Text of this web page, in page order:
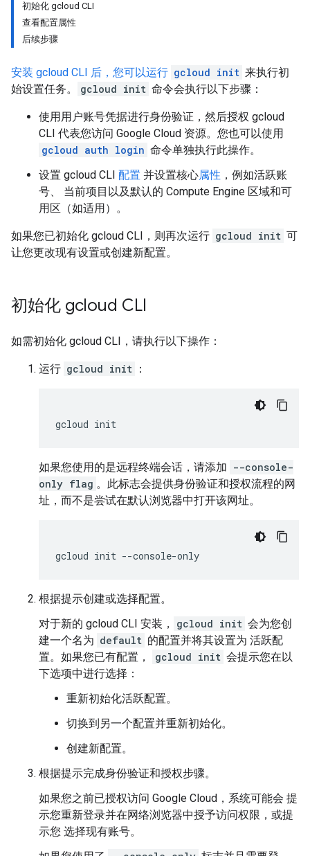
初始化 gcloud CLI
查看配置属性
后续步骤
安装 gcloud CLI 后，您可以运行 gcloud init 来执行初
始设置任务。
gcloud init 命令会执行以下步骤：
使用用户账号凭据进行身份验证，然后授权 gcloud
CLI 代表您访问 Google Cloud 资源。您也可以使用
gcloud auth login 命令单独执行此操作。
设置 gcloud CLI 配置 并设置核心属性 ，例如活跃账
号、 当前项目以及默认的 Compute Engine 区域和可
用区（如适用）。
如果您已初始化 gcloud CLI，则再次运行 gcloud init 可
让您更改现有设置或创建新配置。
初始化 gcloud CLI
如需初始化 gcloud CLI，请执行以下操作：
运行 gcloud init ：
gcloud init
如果您使用的是远程终端会话，请添加 --console-
only flag 。此标志会提供身份验证和授权流程的网
址，而不是尝试在默认浏览器中打开该网址。
gcloud init --console-only
根据提示创建或选择配置。
对于新的 gcloud CLI 安装，
gcloud init 会为您创
建一个名为 default 的配置并将其设置为 活跃配
置。如果您已有配置，
gcloud init 会提示您在以
下选项中进行选择：
重新初始化活跃配置。
切换到另一个配置并重新初始化。
创建新配置。
根据提示完成身份验证和授权步骤。
如果您之前已授权访问 Google Cloud，系统可能会 提
示您重新登录并在网络浏览器中授予访问权限，或提
示您 选择现有账号。